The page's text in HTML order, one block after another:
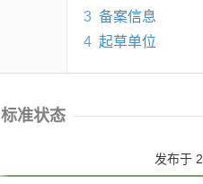
3 备案信息
4 起草单位
标准状态
发布于